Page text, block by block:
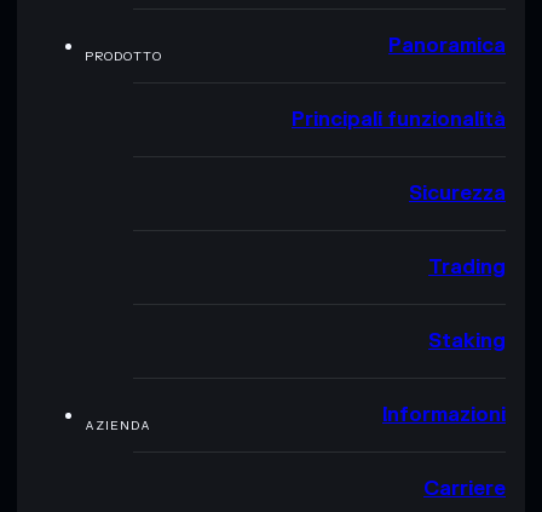
PRODOTTO Panoramica
Principali funzionalità
Sicurezza
Trading
Staking
AZIENDA Informazioni
Carriere